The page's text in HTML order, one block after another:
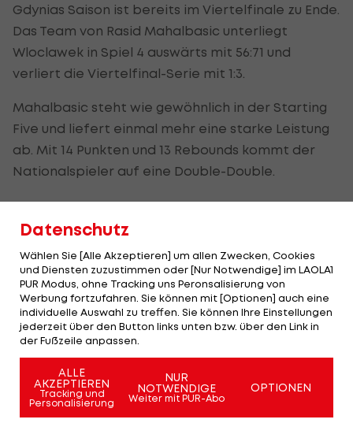
Gdynias Saison ist bereits im Viertelfinale zu Ende.
Das Team von Rasid Mahalbasic unterliegt
Wloclawek in Spiel 4 auswärts mit 56:71 und
verliert die Viertelfinal-Serie mit 1:3.
Mahalbasic steht wie gewöhnlich in der Starting
Five und liefert einmal mehr eine starke Leistung
ab. Mit 14 Punkten und 13 Rebounds kommt der
Nationalspieler auf eine Double-Double.
Saison zu Ende
J E S S E . S E I L E R N
USC Aiken (CA, USA)
Datenschutz
Wählen Sie [Alle Akzeptieren] um allen Zwecken, Cookies
und Diensten zuzustimmen oder [Nur Notwendige] im LAOLA1
PUR Modus, ohne Tracking uns Peronsalisierung von
Werbung fortzufahren. Sie können mit [Optionen] auch eine
individuelle Auswahl zu treffen. Sie können Ihre Einstellungen
jederzeit über den Button links unten bzw. über den Link in
der Fußzeile anpassen.
ALLE
AKZEPTIEREN
Tracking und
Personalisierung
NUR
NOTWENDIGE
Weiter mit PUR-Abo
OPTIONEN